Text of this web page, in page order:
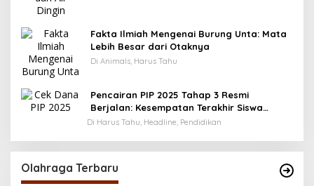
Fakta Ilmiah Mengenai Burung Unta: Mata
Lebih Besar dari Otaknya
Di Animals, Harus Tahu
Pencairan PIP 2025 Tahap 3 Resmi
Berjalan: Kesempatan Terakhir Siswa
Menerima Bantuan Pendidikan hingga
Di Harus Tahu, Headline, Pendidikan
Olahraga Terbaru